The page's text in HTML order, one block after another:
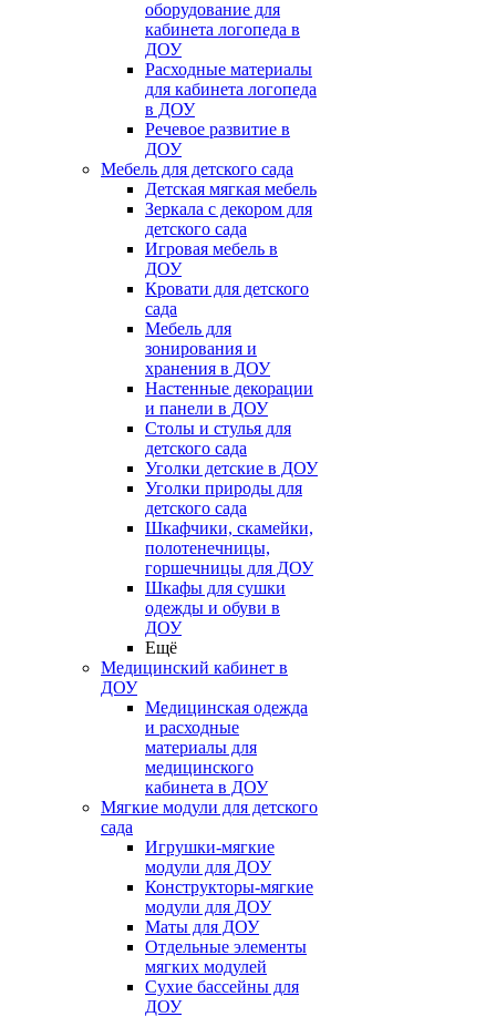
оборудование для
кабинета логопеда в
ДОУ
Расходные материалы
для кабинета логопеда
в ДОУ
Речевое развитие в
ДОУ
Мебель для детского сада
Детская мягкая мебель
Зеркала с декором для
детского сада
Игровая мебель в
ДОУ
Кровати для детского
сада
Мебель для
зонирования и
хранения в ДОУ
Настенные декорации
и панели в ДОУ
Столы и стулья для
детского сада
Уголки детские в ДОУ
Уголки природы для
детского сада
Шкафчики, скамейки,
полотенечницы,
горшечницы для ДОУ
Шкафы для сушки
одежды и обуви в
ДОУ
Ещё
Медицинский кабинет в
ДОУ
Медицинская одежда
и расходные
материалы для
медицинского
кабинета в ДОУ
Мягкие модули для детского
сада
Игрушки-мягкие
модули для ДОУ
Конструкторы-мягкие
модули для ДОУ
Маты для ДОУ
Отдельные элементы
мягких модулей
Сухие бассейны для
ДОУ